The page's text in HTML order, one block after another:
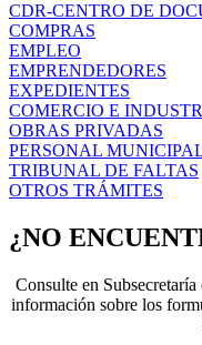
CDR-CENTRO DE
COMPRAS
EMPLEO
EMPRENDEDORES
EXPEDIENTES
COMERCIO E
OBRAS PRIVADAS
PERSONAL
TRIBUNAL DE FALTAS
OTROS TRÁMITES
¿NO
Consulte en
información sobre los